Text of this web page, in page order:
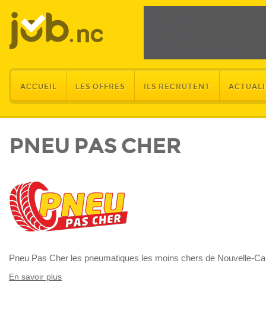
ACCUEIL LES OFFRES ILS RECRUTENT
PNEU PAS CHER
Pneu Pas Cher les pneumatiques les moins chers de Nouvelle-
En savoir plus